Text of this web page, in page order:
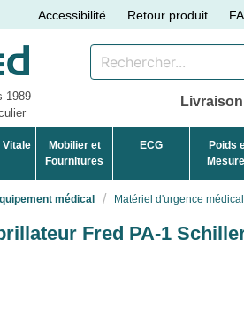
Accessibilité Retour produit
1989
Vitale
Mobilier et
Fournitures
ECG
Poids
médical Matériel d'urgence
Fred PA-1